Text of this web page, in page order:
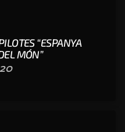
“ESPANYA
MÓN”